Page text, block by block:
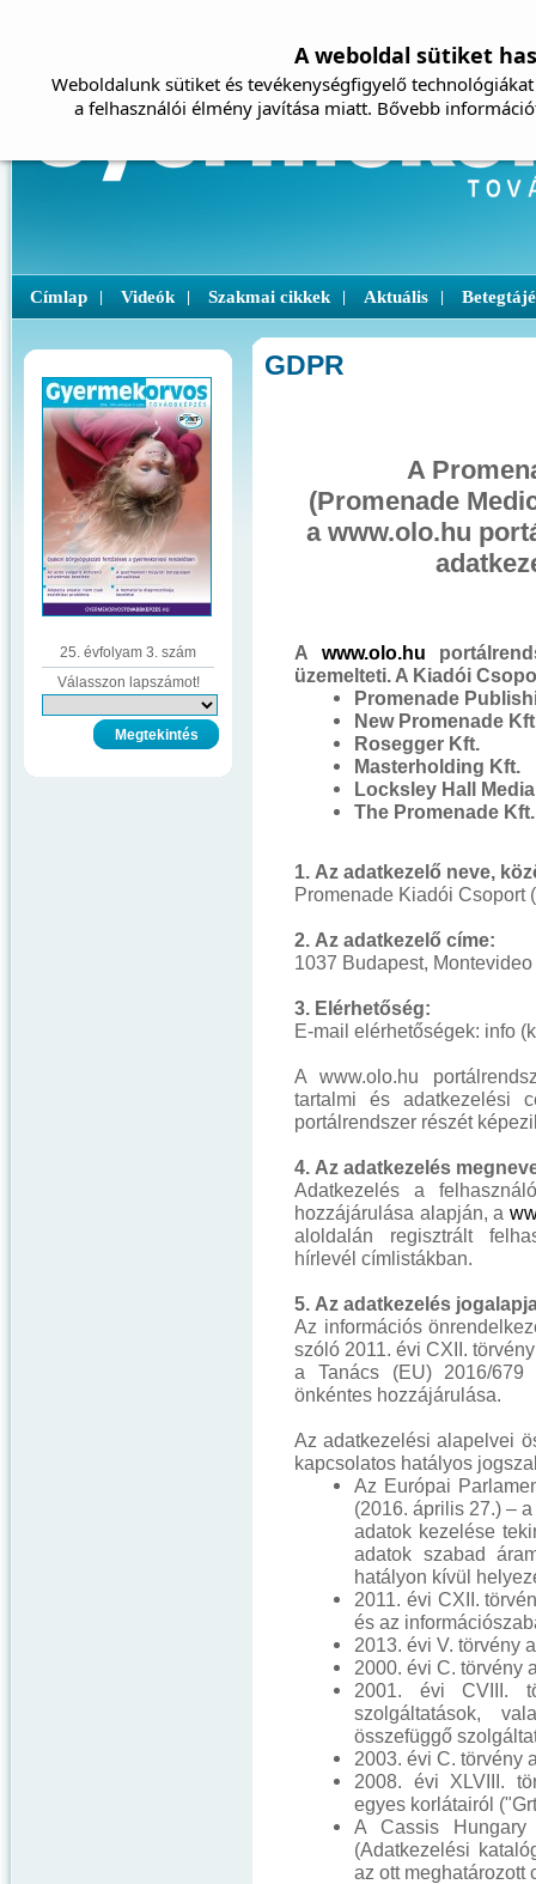
Címlap Videók Szakmai cikkek Aktuális
25. évfolyam 3. szám
Válasszon lapszámot!
GDPR
A
(Promenade
a www.olo.hu
A www.olo.hu
üzemelteti. A Kiadói
Promenade
New Promenade
Rosegger Kft.
Masterholding Kft.
Locksley Hall
The Promenade Kft.
1. Az adatkezelő neve,
Promenade Kiadói Csoport
2. Az adatkezelő címe:
1037 Budapest,
3. Elérhetőség:
E-mail elérhetőségek: info
A www.olo.hu
tartalmi és adatkezelési
portálrendszer részét
4. Az adatkezelés
Adatkezelés a
hozzájárulása alapján, a
aloldalán regisztrált
hírlevél címlistákban.
5. Az adatkezelés
Az információs
szóló 2011. évi CXII.
a Tanács (EU) 2016/679
önkéntes hozzájárulása.
Az adatkezelési alapelvei
kapcsolatos hatályos
Az Európai
(2016. április 27.) –
adatok kezelése
adatok szabad
hatályon kívül
2011. évi CXII.
és az
2013. évi V. törvény
2000. évi C. törvény
2001. évi CVIII.
szolgáltatások,
összefüggő
2003. évi C. törvény
2008. évi XLVIII.
egyes korlátairól
A Cassis
(Adatkezelési
az ott meghatározott
A weboldal sütiket
Weboldalunk sütiket és tevékenységfigyelő
a felhasználói élmény javítása miatt. Bővebb